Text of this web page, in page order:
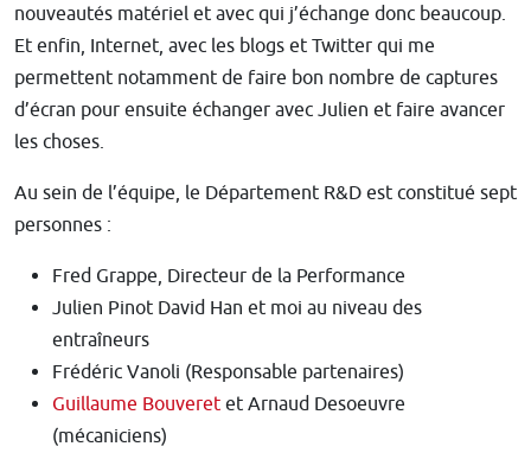
nouveautés matériel et avec qui j’échange donc beaucoup.
Et enfin, Internet, avec les blogs et Twitter qui me
permettent notamment de faire bon nombre de captures
d’écran pour ensuite échanger avec Julien et faire avancer
les choses.
Au sein de l’équipe, le Département R&D est constitué sept
personnes :
Fred Grappe, Directeur de la Performance
Julien Pinot David Han et moi au niveau des
entraîneurs
Frédéric Vanoli (Responsable partenaires)
Guillaume Bouveret et Arnaud Desoeuvre
(mécaniciens)